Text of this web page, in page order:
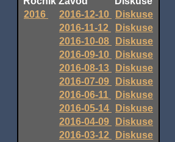
2016
2016-12-10
Diskuse
2016-11-12
Diskuse
2016-10-08
Diskuse
2016-09-10
Diskuse
2016-08-13
Diskuse
2016-07-09
Diskuse
2016-06-11
Diskuse
2016-05-14
Diskuse
2016-04-09
Diskuse
2016-03-12
Diskuse